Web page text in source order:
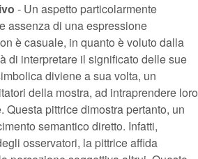
- Un aspetto particolarmente
assenza di una espressione
è casuale, in quanto è voluto dalla
di interpretare il significato delle sue
diviene a sua volta, un
della mostra, ad intraprendere loro
pittrice dimostra pertanto, un
semantico diretto. Infatti,
osservatori, la pittrice affida